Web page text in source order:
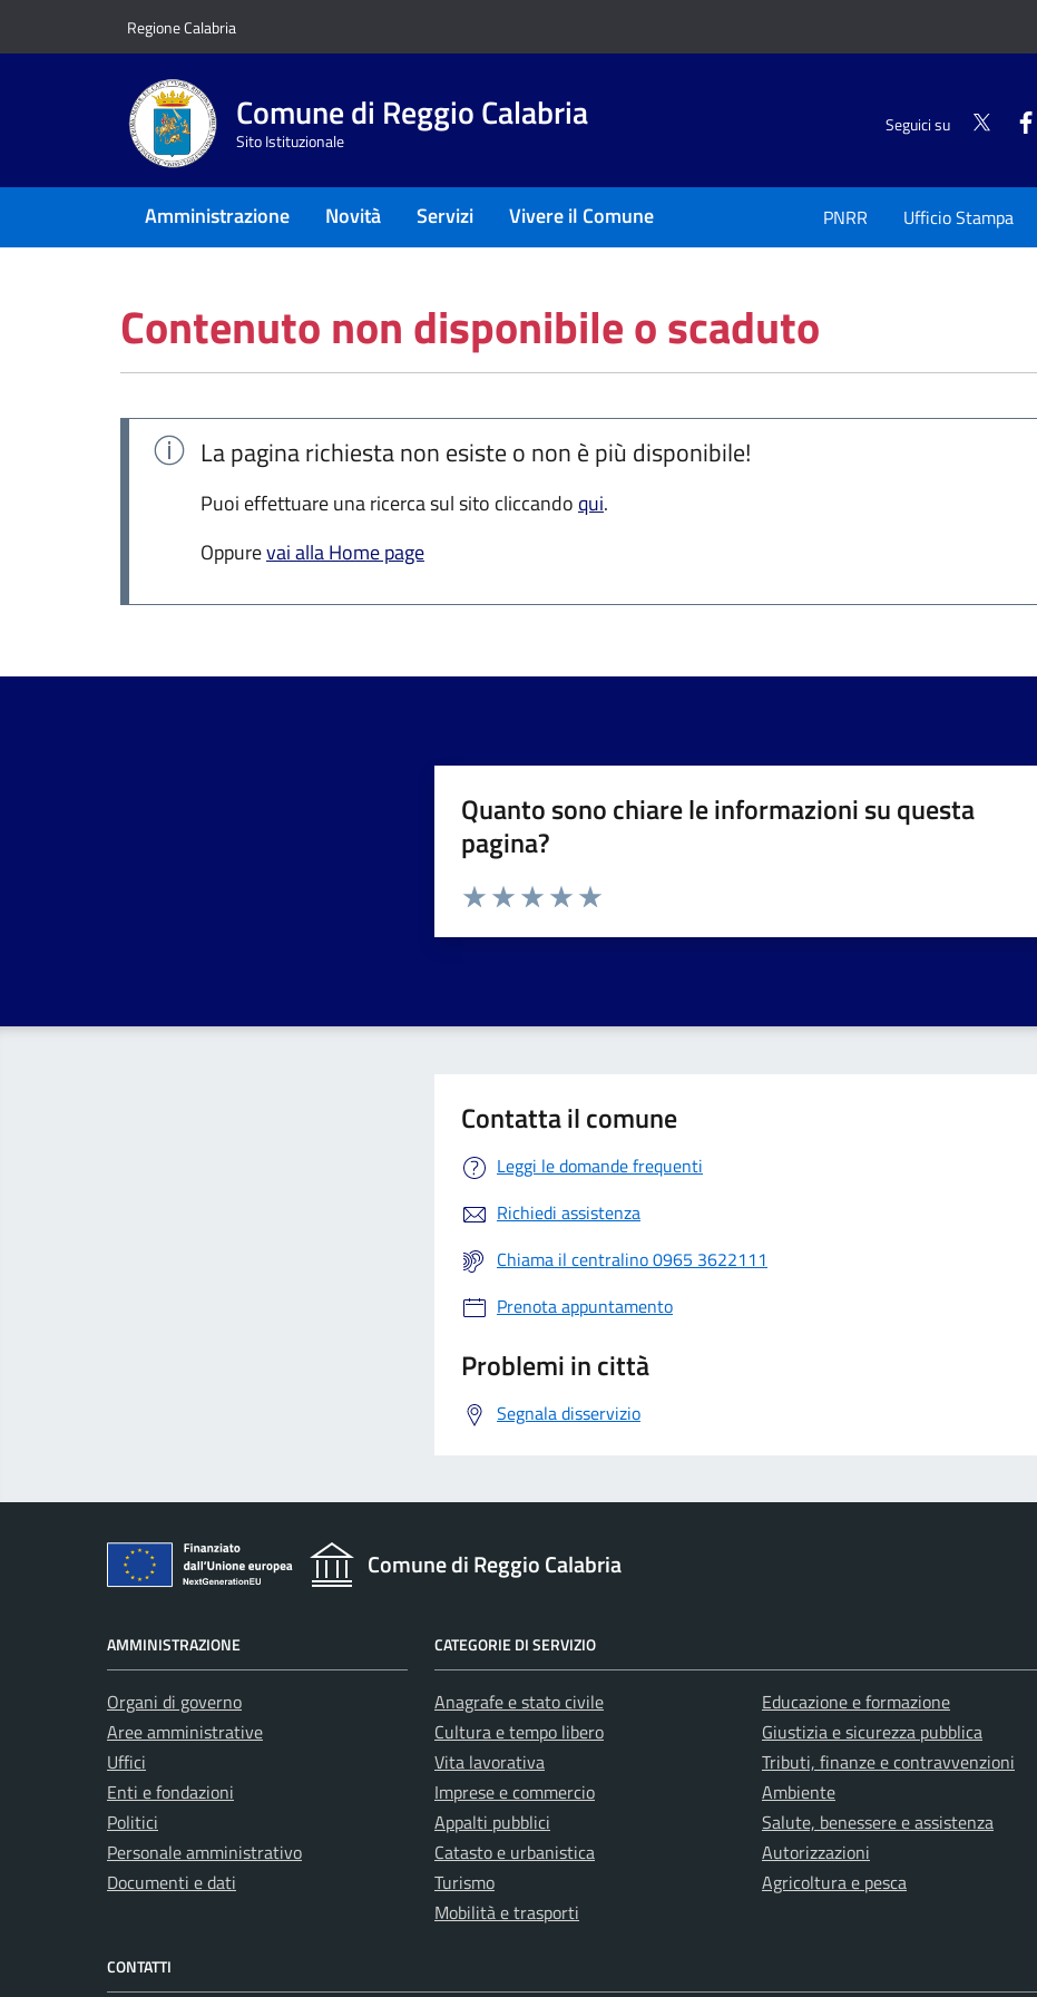
Regione Calabria
Comune di Reggio Calabria
Sito Istituzionale
Seguici su Twitter
Amministrazione Novità Servizi Vivere il Comune PNRR Ufficio Stampa
Contenuto non disponibile o scaduto
La pagina richiesta non esiste o non è più disponibile!
Puoi effettuare una ricerca sul sito cliccando qui.
Oppurevai alla Home page
Quanto sono chiare le informazioni su questa
pagina?
Valuta da 1 a 5 stelle la pagina
Contatta il comune
Leggi le domande frequenti
Richiedi assistenza
Chiama il centralino 0965 3622111
Prenota appuntamento
Problemi in città
Segnala disservizio
Comune di Reggio Calabria
AMMINISTRAZIONE
Organi di governo
Aree amministrative
Uffici
Enti e fondazioni
Politici
Personale amministrativo
Documenti e dati
CATEGORIE DI SERVIZIO
Anagrafe e stato civile
Cultura e tempo libero
Vita lavorativa
Imprese e commercio
Appalti pubblici
Catasto e urbanistica
Turismo
Mobilità e trasporti
Educazione e formazione
Giustizia e sicurezza pubblica
Tributi, finanze e contravvenzioni
Ambiente
Salute, benessere e assistenza
Autorizzazioni
Agricoltura e pesca
CONTATTI